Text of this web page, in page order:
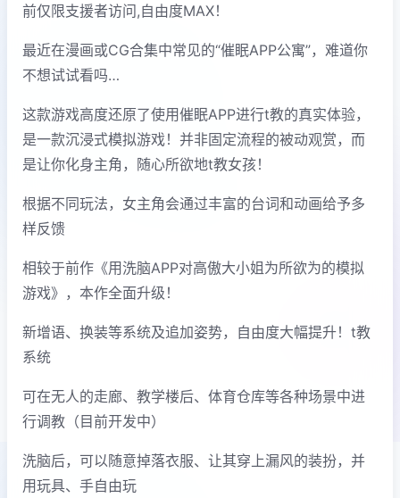
前仅限支援者访问,自由度MAX！
最近在漫画或CG合集中常见的“催眠APP公寓”，难道你
不想试试看吗…
这款游戏高度还原了使用催眠APP进行t教的真实体验，
是一款沉浸式模拟游戏！并非固定流程的被动观赏，而
是让你化身主角，随心所欲地t教女孩！
根据不同玩法，女主角会通过丰富的台词和动画给予多
样反馈
相较于前作《用洗脑APP对高傲大小姐为所欲为的模拟
游戏》，本作全面升级！
新增语、换装等系统及追加姿势，自由度大幅提升！t教
系统
可在无人的走廊、教学楼后、体育仓库等各种场景中进
行调教（目前开发中）
洗脑后，可以随意掉落衣服、让其穿上漏风的装扮，并
用玩具、手自由玩